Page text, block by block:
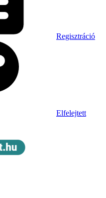
Regisztráció
Elfelejtett